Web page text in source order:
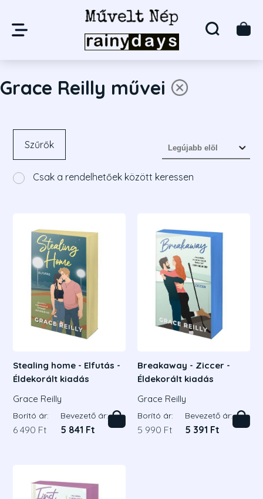
Grace Reilly művei
Szűrők
Csak a rendelhetőek között keressen
Stealing home - Elfutás -
Éldekorált kiadás
Grace Reilly
Borító ár:
6 490 Ft
Bevezető ár:
5 841 Ft
Breakaway - Ziccer -
Éldekorált kiadás
Grace Reilly
Borító ár:
5 990 Ft
Bevezető ár:
5 391 Ft